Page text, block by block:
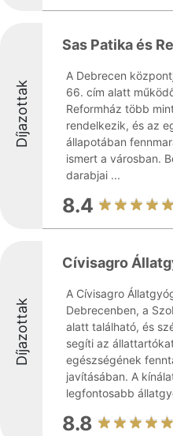
Díjazottak
Sas Patika és
A Debrecen
66. cím alatt
Reformház több
rendelkezik, és az
állapotában
ismert a városban.
darabjai ...
8.4
Díjazottak
Cívisagro
A Cívisagro
Debrecenben, a
alatt található, és
segíti az
egészségének
javításában. A
legfontosabb
8.8